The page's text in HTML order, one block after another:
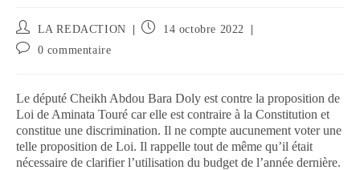
LA REDACTION
14 octobre 2022
0 commentaire
Le député Cheikh Abdou Bara Doly est contre la proposition de
Loi de Aminata Touré car elle est contraire à la Constitution et
constitue une discrimination. Il ne compte aucunement voter une
telle proposition de Loi. Il rappelle tout de même qu’il était
nécessaire de clarifier l’utilisation du budget de l’année dernière.